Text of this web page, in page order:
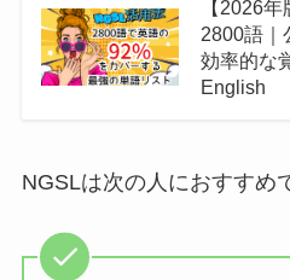
【2026
2800語｜
効率的な
English
NGSLは次の人におすすめ